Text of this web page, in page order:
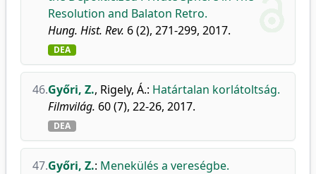
Resolution and Balaton Retro.
Hung. Hist. Rev. 6 (2), 271-299, 2017.
DEA
46.Győri, Z., Rigely, Á.: Határtalan korlátoltság.
Filmvilág. 60 (7), 22-26, 2017.
DEA
47.Győri, Z.: Menekülés a vereségbe.